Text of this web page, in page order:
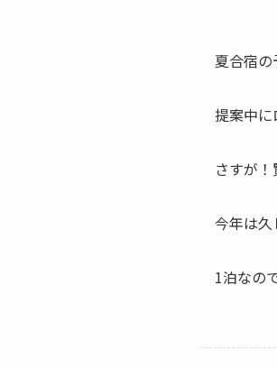
夏合宿の
提案中
さすが
今年は久
1泊なの